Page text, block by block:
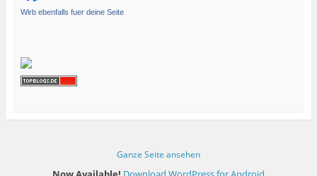
Wirb ebenfalls fuer deine Seite
Ganze Seite ansehen